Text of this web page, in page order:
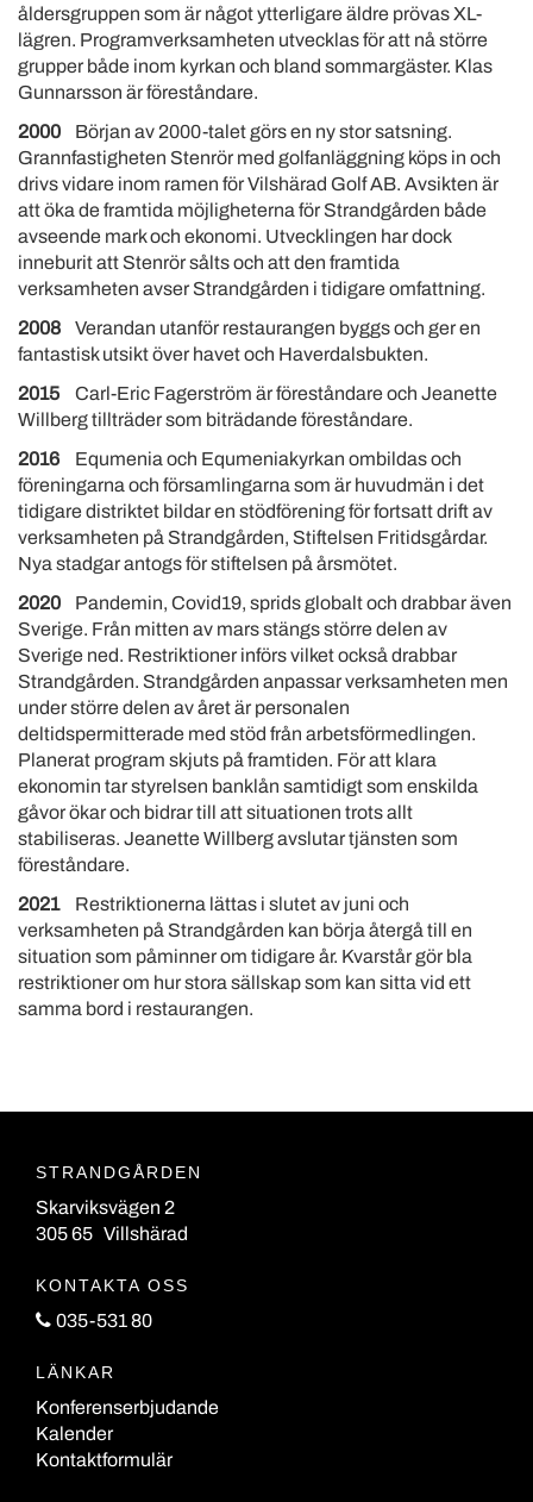
åldersgruppen som är något ytterligare äldre prövas XL-
lägren. Programverksamheten utvecklas för att nå större
grupper både inom kyrkan och bland sommargäster. Klas
Gunnarsson är föreståndare.
2000
Början av 2000-talet görs en ny stor satsning.
Grannfastigheten Stenrör med golfanläggning köps in och
drivs vidare inom ramen för Vilshärad Golf AB. Avsikten är
att öka de framtida möjligheterna för Strandgården både
avseende mark och ekonomi. Utvecklingen har dock
inneburit att Stenrör sålts och att den framtida
verksamheten avser Strandgården i tidigare omfattning.
2008
Verandan utanför restaurangen byggs och ger en
fantastisk utsikt över havet och Haverdalsbukten.
2015
Carl-Eric Fagerström är föreståndare och Jeanette
Willberg tillträder som biträdande föreståndare.
2016
Equmenia och Equmeniakyrkan ombildas och
föreningarna och församlingarna som är huvudmän i det
tidigare distriktet bildar en stödförening för fortsatt drift av
verksamheten på Strandgården, Stiftelsen Fritidsgårdar.
Nya stadgar antogs för stiftelsen på årsmötet.
2020
Pandemin, Covid19, sprids globalt och drabbar även
Sverige. Från mitten av mars stängs större delen av
Sverige ned. Restriktioner införs vilket också drabbar
Strandgården. Strandgården anpassar verksamheten men
under större delen av året är personalen
deltidspermitterade med stöd från arbetsförmedlingen.
Planerat program skjuts på framtiden. För att klara
ekonomin tar styrelsen banklån samtidigt som enskilda
gåvor ökar och bidrar till att situationen trots allt
stabiliseras. Jeanette Willberg avslutar tjänsten som
föreståndare.
2021
Restriktionerna lättas i slutet av juni och
verksamheten på Strandgården kan börja återgå till en
situation som påminner om tidigare år. Kvarstår gör bla
restriktioner om hur stora sällskap som kan sitta vid ett
samma bord i restaurangen.
STRANDGÅRDEN
Skarviksvägen 2
305 65 Villshärad
KONTAKTA OSS
035-531 80
LÄNKAR
Konferenserbjudande
Kalender
Kontaktformulär